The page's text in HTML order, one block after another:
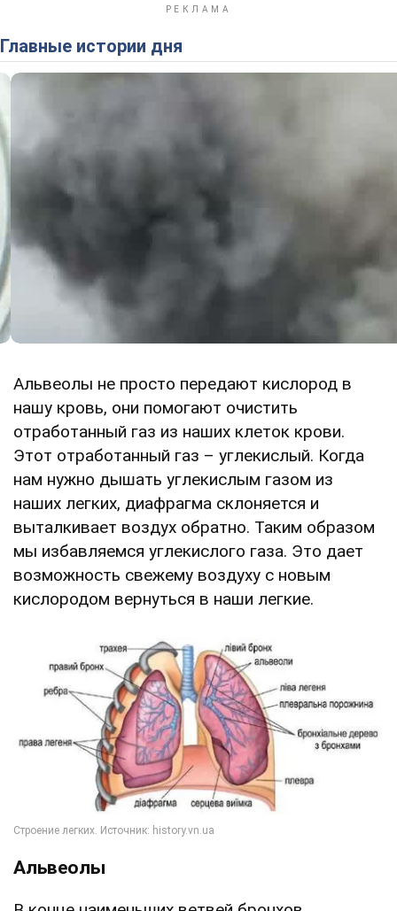
Главные истории дня
Альвеолы не просто передают кислород в
нашу кровь, они помогают очистить
отработанный газ из наших клеток крови.
Этот отработанный газ – углекислый. Когда
нам нужно дышать углекислым газом из
наших легких, диафрагма склоняется и
выталкивает воздух обратно. Таким образом
мы избавляемся углекислого газа. Это дает
возможность свежему воздуху с новым
кислородом вернуться в наши легкие.
Альвеолы